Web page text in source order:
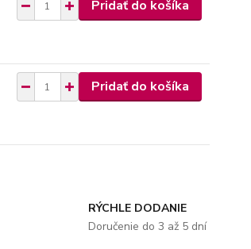
Pridať do košíka
Pridať do košíka
RÝCHLE DODANIE
Doručenie do 3 až 5 dní